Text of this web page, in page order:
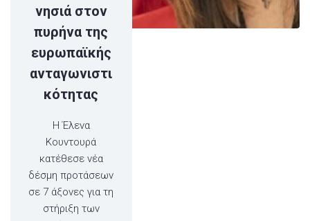
νησιά στον
πυρήνα της
ευρωπαϊκής
ανταγωνιστι
κότητας
H Έλενα
Κουντουρά
κατέθεσε νέα
δέσμη προτάσεων
σε 7 άξονες για τη
στήριξη των